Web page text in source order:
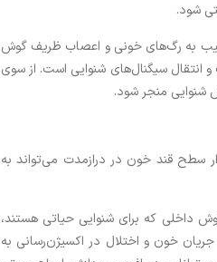
شود.
به رگ‌های خونی و اعصاب ظریف گوش
انتقال سیگنال‌های شنوایی است. از سوی
شنوایی منجر شود.
سطح قند خون در درازمدت می‌تواند به
داخلی که برای شنوایی حیاتی هستند،
خون و اختلال در اکسیژن‌رسانی به